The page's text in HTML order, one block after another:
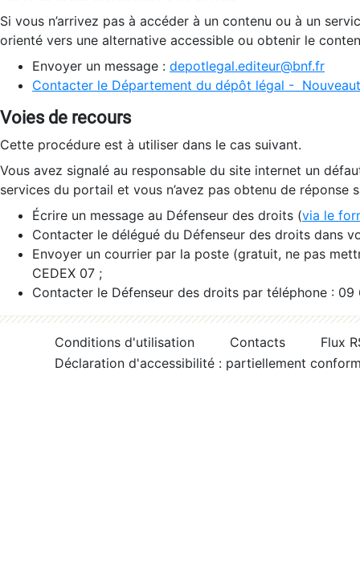
Si vous n’arrivez pas à accéder à un contenu ou à un
orienté vers une alternative accessible ou obtenir le
Envoyer un message : depotlegal.editeur@bnf.fr
Contacter le Département du dépôt légal -
Voies de recours
Cette procédure est à utiliser dans le cas suivant.
Vous avez signalé au responsable du site internet un
services du portail et vous n’avez pas obtenu de réponse
Écrire un message au Défenseur des droits (via le
Contacter le délégué du Défenseur des droits dans
Envoyer un courrier par la poste (gratuit, ne pas
CEDEX 07 ;
Contacter le Défenseur des droits par téléphone :
Conditions d'utilisation Contacts
Flux
Déclaration d'accessibilité : partiellement